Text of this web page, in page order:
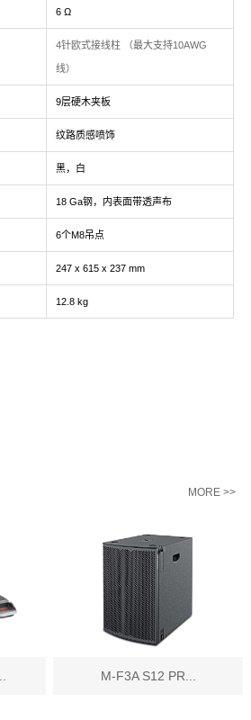
6 Ω
4针欧式接线柱 （最大支持10AWG
线）
9层硬木夹板
纹路质感喷饰
黑，白
18 Ga钢，内表面带透声布
6个M8吊点
247 x 615 x 237 mm
12.8 kg
MORE >>
M-F3A S12 PR...